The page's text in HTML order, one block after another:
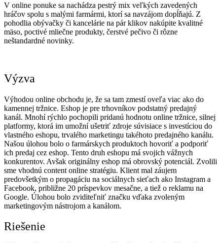
V online ponuke sa nachádza pestrý mix veľkých zavedených
hráčov spolu s malými farmármi, ktorí sa navzájom dopĺňajú. Z
pohodlia obývačky či kancelárie na pár klikov nakúpite kvalitné
mäso, poctivé mliečne produkty, čerstvé pečivo či rôzne
neštandardné novinky.
Výzva
Výhodou online obchodu je, že sa tam zmestí oveľa viac ako do
kamennej tržnice. Eshop je pre trhovníkov podstatný predajný
kanál. Mnohí rýchlo pochopili pridanú hodnotu online tržnice, silnej
platformy, ktorá im umožní ušetriť zdroje súvisiace s investíciou do
vlastného eshopu, trvalého marketingu takéhoto predajného kanálu.
Našou úlohou bolo o farmárskych produktoch hovoriť a podporiť
ich predaj cez eshop. Tento druh eshopu má svojich vážnych
konkurentov. Avšak originálny eshop má obrovský potenciál. Zvolili
sme vhodnú content online stratégiu. Klient mal záujem
predovšetkým o propagáciu na sociálnych sieťach ako Instagram a
Facebook, približne 20 príspevkov mesačne, a tiež o reklamu na
Google. Úlohou bolo zviditeľniť značku vďaka zvoleným
marketingovým nástrojom a kanálom.
Riešenie